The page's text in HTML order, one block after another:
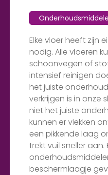
Elke vloer heeft zijn
nodig. Alle vloeren
schoonvegen of
intensief reinigen
het juiste
verkrijgen is in onze
niet het juiste
kunnen er vlekken
een pikkende laag
trekt vuil sneller aan.
beschermlaagje